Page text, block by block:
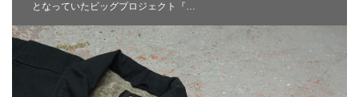
となっていたビッグプロジェクト『…